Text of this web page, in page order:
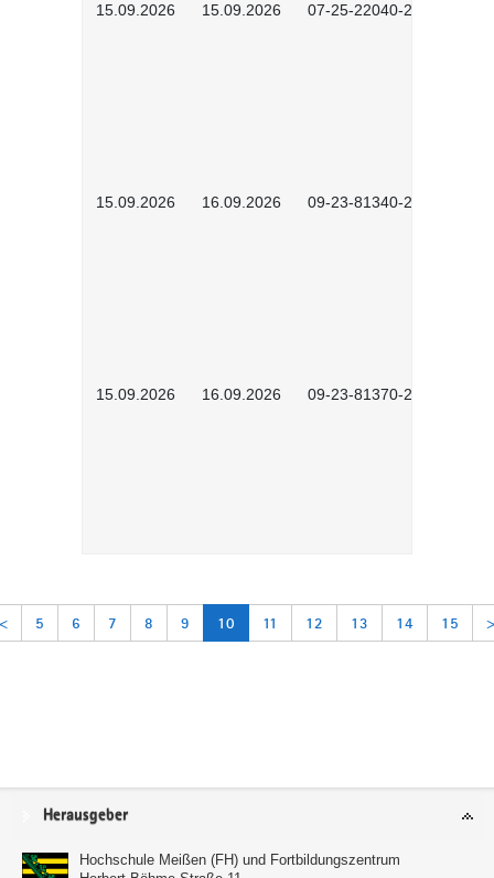
15.09.2026 15.09.2026 07-25-22040-2602
15.09.2026 16.09.2026 09-23-81340-2604
15.09.2026 16.09.2026 09-23-81370-2601
< 5 6 7 8 9 10 11 12 13 14 15 >
Service
Herausgeber
Hochschule Meißen (FH) und Fortbildungszentrum